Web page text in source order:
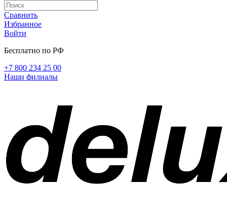
Сравнить
Избранное
Войти
Бесплатно по РФ
+7 800 234 25 00
Наши филиалы